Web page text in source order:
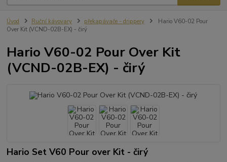
Úvod Ruční kávovary překapávače - drippery
Hario V60-02 Pour
Over Kit (VCND-02B-EX) - čirý
Hario V60-02 Pour Over Kit
(VCND-02B-EX) - čirý
Hario Set V60 Pour over Kit - čirý